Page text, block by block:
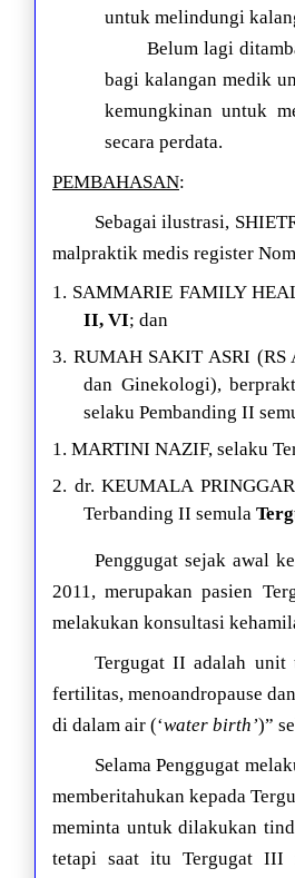
untuk melindungi
Belum lagi
bagi kalangan medik
kemungkinan untuk
secara perdata.
PEMBAHASAN:
Sebagai ilustrasi,
malpraktik medis register
1. SAMMARIE FAMILY
II, VI; dan
3. RUMAH SAKIT ASRI (RS
dan Ginekologi),
selaku Pembanding II
1. MARTINI NAZIF, selaku
2. dr. KEUMALA
Terbanding II semula
Penggugat sejak awal
2011, merupakan pasien
melakukan konsultasi
Tergugat II adalah unit
fertilitas, menoandropause
di dalam air (‘water birth’)”
Selama Penggugat
memberitahukan kepada
meminta untuk dilakukan
tetapi saat itu Tergugat III